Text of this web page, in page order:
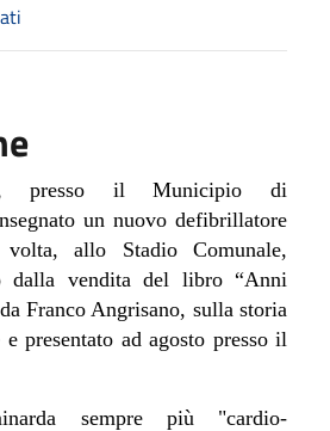
presso il Municipio di
un nuovo defibrillatore
volta, allo Stadio Comunale,
dalla vendita del libro “Anni
Franco Angrisano, sulla storia
presentato ad agosto presso il
sempre più "cardio-